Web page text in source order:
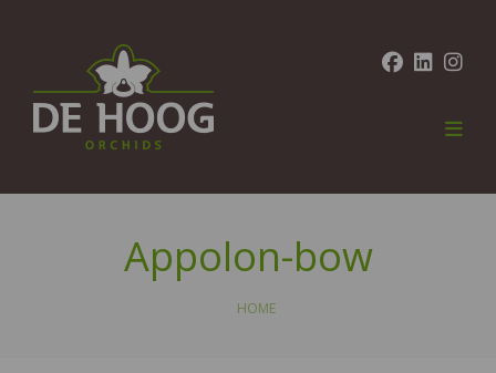
Appolon-bow
HOME